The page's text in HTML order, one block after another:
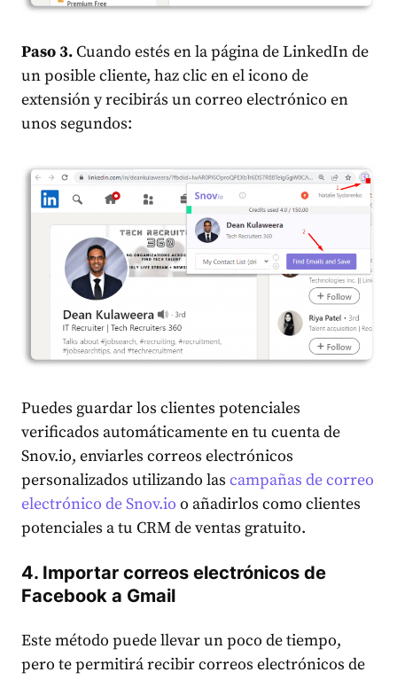
Paso 3.Cuando estés en la página de LinkedIn de
un posible cliente, haz clic en el icono de
extensión y recibirás un correo electrónico en
unos segundos:
Puedes guardar los clientes potenciales
verificados automáticamente en tu cuenta de
Snov.io, enviarles correos electrónicos
personalizados utilizando las campañas de correo
electrónico de Snov.io o añadirlos como clientes
potenciales a tu CRM de ventas gratuito.
4. Importar correos electrónicos de
Facebook a Gmail
Este método puede llevar un poco de tiempo,
pero te permitirá recibir correos electrónicos de